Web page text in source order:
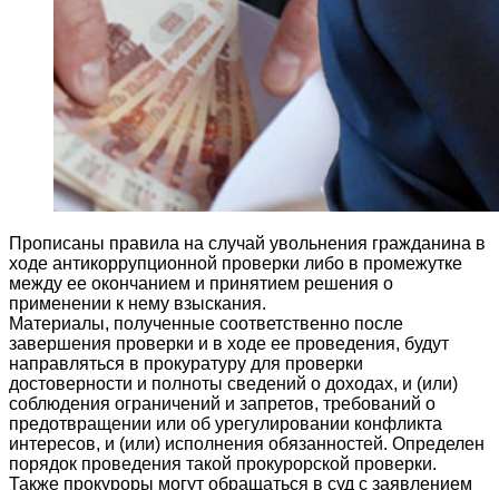
Прописаны правила на случай увольнения гражданина в
ходе антикоррупционной проверки либо в промежутке
между ее окончанием и принятием решения о
применении к нему взыскания.
Материалы, полученные соответственно после
завершения проверки и в ходе ее проведения, будут
направляться в прокуратуру для проверки
достоверности и полноты сведений о доходах, и (или)
соблюдения ограничений и запретов, требований о
предотвращении или об урегулировании конфликта
интересов, и (или) исполнения обязанностей. Определен
порядок проведения такой прокурорской проверки.
Также прокуроры могут обращаться в суд с заявлением